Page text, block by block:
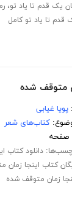
یک قدم تا یاد تو،
قدم تا یاد تو کامل
متوقف شده
پویا غیابی
کتاب‌های شعر
دانلود کتاب
کتاب اینجا
زمان متوقف شده